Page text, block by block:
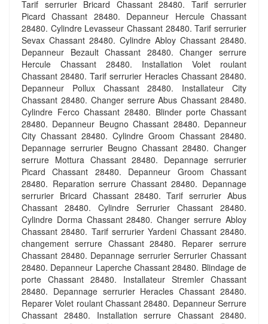
Tarif serrurier Bricard Chassant 28480. Tarif serrurier
Picard Chassant 28480. Depanneur Hercule Chassant
28480. Cylindre Levasseur Chassant 28480. Tarif serrurier
Sevax Chassant 28480. Cylindre Abloy Chassant 28480.
Depanneur Bezault Chassant 28480. Changer serrure
Hercule Chassant 28480. Installation Volet roulant
Chassant 28480. Tarif serrurier Heracles Chassant 28480.
Depanneur Pollux Chassant 28480. Installateur City
Chassant 28480. Changer serrure Abus Chassant 28480.
Cylindre Ferco Chassant 28480. Blinder porte Chassant
28480. Depanneur Beugno Chassant 28480. Depanneur
City Chassant 28480. Cylindre Groom Chassant 28480.
Depannage serrurier Beugno Chassant 28480. Changer
serrure Mottura Chassant 28480. Depannage serrurier
Picard Chassant 28480. Depanneur Groom Chassant
28480. Reparation serrure Chassant 28480. Depannage
serrurier Bricard Chassant 28480. Tarif serrurier Abus
Chassant 28480. Cylindre Serrurier Chassant 28480.
Cylindre Dorma Chassant 28480. Changer serrure Abloy
Chassant 28480. Tarif serrurier Yardeni Chassant 28480.
changement serrure Chassant 28480. Reparer serrure
Chassant 28480. Depannage serrurier Serrurier Chassant
28480. Depanneur Laperche Chassant 28480. Blindage de
porte Chassant 28480. Installateur Stremler Chassant
28480. Depannage serrurier Heracles Chassant 28480.
Reparer Volet roulant Chassant 28480. Depanneur Serrure
Chassant 28480. Installation serrure Chassant 28480.